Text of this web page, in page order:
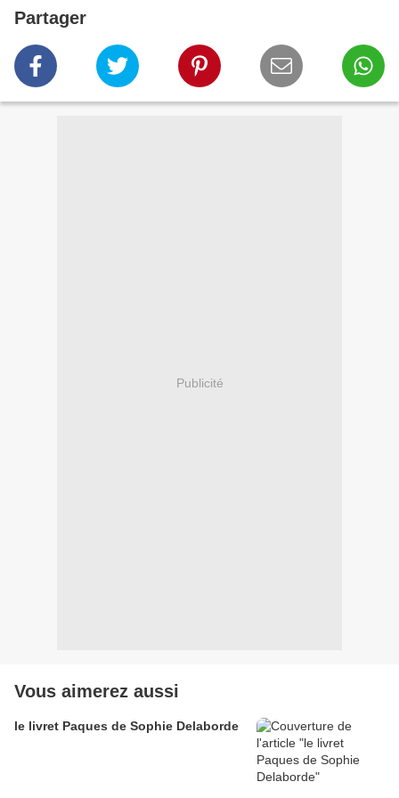
Partager
Publicité
Vous aimerez aussi
le livret Paques de Sophie Delaborde